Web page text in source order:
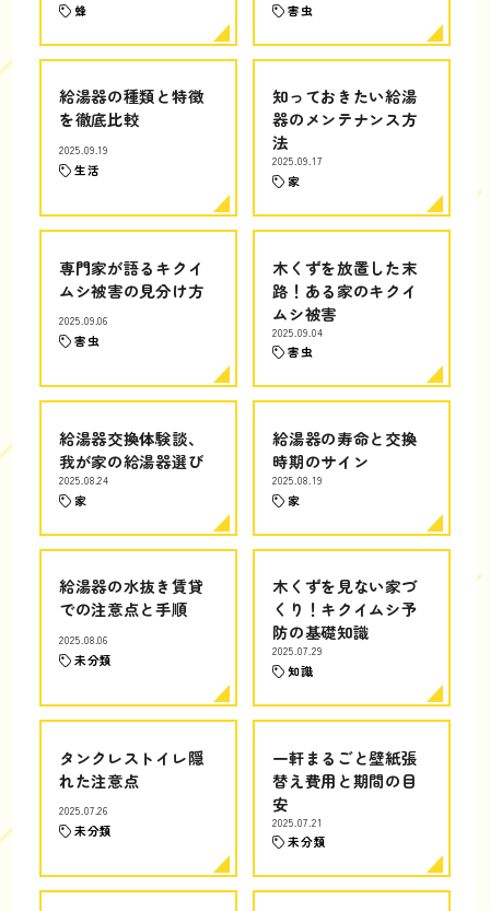
蜂 害虫
給湯器の種類と特徴
を徹底比較
2025.09.19
生活
知っておきたい給湯
器のメンテナンス方
法
2025.09.17
家
専門家が語るキクイ
ムシ被害の見分け方
2025.09.06
害虫
木くずを放置した末
路！ある家のキクイ
ムシ被害
2025.09.04
害虫
給湯器交換体験談、
我が家の給湯器選び
2025.08.24
家
給湯器の寿命と交換
時期のサイン
2025.08.19
家
給湯器の水抜き賃貸
での注意点と手順
2025.08.06
未分類
木くずを見ない家づ
くり！キクイムシ予
防の基礎知識
2025.07.29
知識
タンクレストイレ隠
れた注意点
2025.07.26
未分類
一軒まるごと壁紙張
替え費用と期間の目
安
2025.07.21
未分類